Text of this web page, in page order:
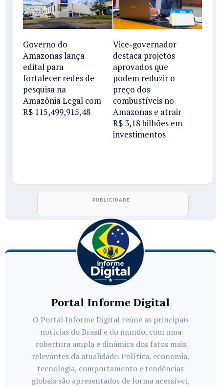
Governo do
Amazonas lança
edital para
fortalecer redes de
pesquisa na
Amazônia Legal com
R$ 115,499,915,48
Vice-governador
destaca projetos
aprovados que
podem reduzir o
preço dos
combustíveis no
Amazonas e atrair
R$ 3,18 bilhões em
investimentos
Portal Informe Digital
O Portal Informe Digital reúne as principais
notícias do Brasil e do mundo, com uma
cobertura ampla e dinâmica dos fatos mais
relevantes da atualidade. Política, economia,
tecnologia, comportamento e tendências
globais são apresentados de forma acessível,